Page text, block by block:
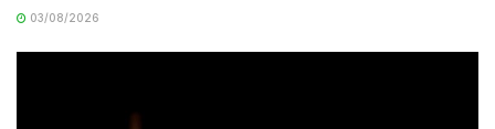
03/08/2026